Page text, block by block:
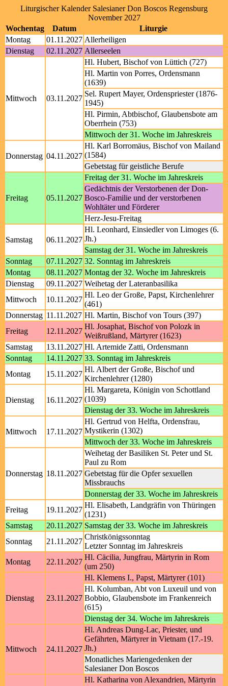
Liturgischer Kalender Salesianer Don Boscos Regensburg
November 2027
Wochentag
Datum
Liturgie
Montag
01.11.2027 Allerheiligen
Dienstag
02.11.2027 Allerseelen
Mittwoch 03.11.2027
Hl. Hubert, Bischof von Lüttich (727)
Hl. Martin von Porres, Ordensmann
(1639)
Sel. Rupert Mayer, Ordenspriester (1876-
1945)
Hl. Pirmin, Abtbischof, Glaubensbote am
Oberrhein (753)
Mittwoch der 31. Woche im Jahreskreis
Donnerstag 04.11.2027
Hl. Karl Borromäus, Bischof von Mailand
(1584)
Gebetstag für geistliche Berufe
Freitag 05.11.2027
Freitag der 31. Woche im Jahreskreis
Gedächtnis der Verstorbenen der Don-
Bosco-Familie und der verstorbenen
Wohltäter und Förderer
Herz-Jesu-Freitag
Samstag 06.11.2027
Hl. Leonhard, Einsiedler von Limoges (6.
Jh.)
Samstag der 31. Woche im Jahreskreis
Sonntag
07.11.2027 32. Sonntag im Jahreskreis
Montag
08.11.2027 Montag der 32. Woche im Jahreskreis
Dienstag
09.11.2027 Weihetag der Lateranbasilika
Mittwoch
10.11.2027
Hl. Leo der Große, Papst, Kirchenlehrer
(461)
Donnerstag 11.11.2027 Hl. Martin, Bischof von Tours (397)
Freitag
12.11.2027
Hl. Josaphat, Bischof von Polozk in
Weißrußland, Märtyrer (1623)
Samstag
13.11.2027 Hl. Artemide Zatti, Ordensmann
Sonntag
14.11.2027 33. Sonntag im Jahreskreis
Montag
15.11.2027
Hl. Albert der Große, Bischof und
Kirchenlehrer (1280)
Dienstag 16.11.2027
Hl. Margareta, Königin von Schottland
(1039)
Dienstag der 33. Woche im Jahreskreis
Mittwoch 17.11.2027
Hl. Gertrud von Helfta, Ordensfrau,
Mystikerin (1302)
Mittwoch der 33. Woche im Jahreskreis
Donnerstag 18.11.2027
Weihetag der Basiliken St. Peter und St.
Paul zu Rom
Gebetstag für die Opfer sexuellen
Missbrauchs
Donnerstag der 33. Woche im Jahreskreis
Freitag
19.11.2027
Hl. Elisabeth, Landgräfin von Thüringen
(1231)
Samstag
20.11.2027 Samstag der 33. Woche im Jahreskreis
Sonntag
21.11.2027
Christkönigssonntag
Letzter Sonntag im Jahreskreis
Montag
22.11.2027
Hl. Cäcilia, Jungfrau, Märtyrin in Rom
(um 250)
Dienstag 23.11.2027
Hl. Klemens I., Papst, Märtyrer (101)
Hl. Kolumban, Abt von Luxeuil und von
Bobbio, Glaubensbote im Frankenreich
(615)
Dienstag der 34. Woche im Jahreskreis
Mittwoch 24.11.2027
Hl. Andreas Dung-Lac, Priester, und
Gefährten, Märtyrer in Vietnam (17.-19.
Jh.)
Monatliches Mariengedenken der
Salesianer Don Boscos
Hl. Katharina von Alexandrien, Märtyrin